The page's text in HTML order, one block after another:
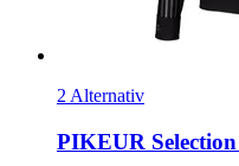
2 Alternativ
PIKEUR